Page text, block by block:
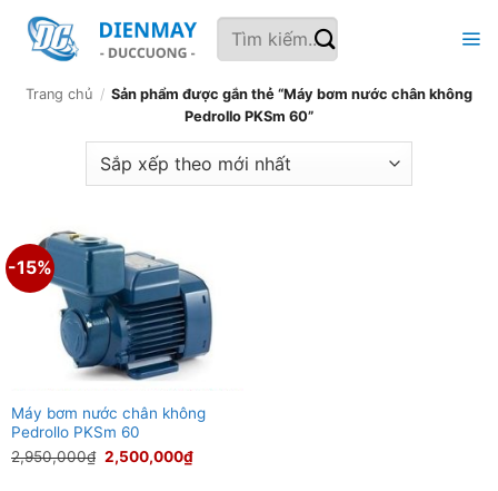
qua
dung
Tìm
kiếm:
Trang chủ / Sản phẩm được gắn thẻ “Máy bơm nước chân không
Pedrollo PKSm 60”
-15%
Máy bơm nước chân không
Pedrollo PKSm 60
2,950,000₫ Giá
gốc
2,500,000₫Giá